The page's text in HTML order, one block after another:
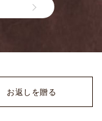
お返しを贈る